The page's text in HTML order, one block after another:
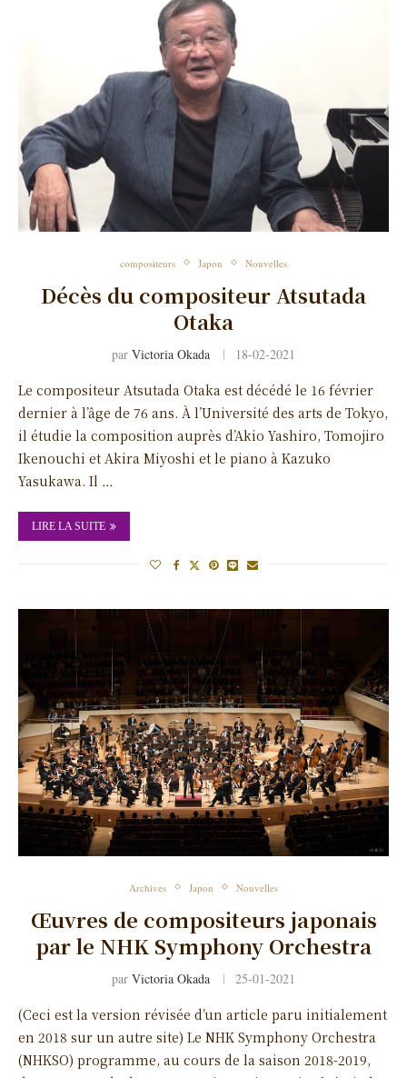
compositeurs Japon Nouvelles
Décès du compositeur Atsutada
Otaka
par Victoria Okada 18-02-2021
Le compositeur Atsutada Otaka est décédé le 16 février
dernier à l’âge de 76 ans. À l’Université des arts de Tokyo,
il étudie la composition auprès d’Akio Yashiro, Tomojiro
Ikenouchi et Akira Miyoshi et le piano à Kazuko
Yasukawa. Il …
LIRE LA SUITE
Archives Japon Nouvelles
Œuvres de compositeurs japonais
par le NHK Symphony Orchestra
par Victoria Okada 25-01-2021
(Ceci est la version révisée d’un article paru initialement
en 2018 sur un autre site) Le NHK Symphony Orchestra
(NHKSO) programme, au cours de la saison 2018-2019,